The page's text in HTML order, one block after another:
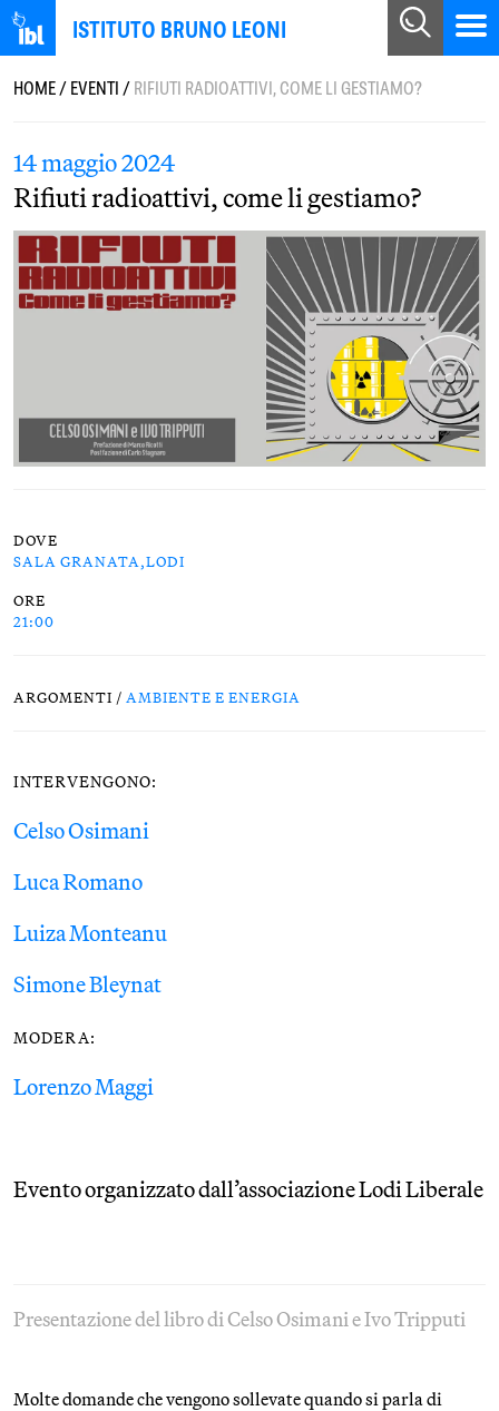
ISTITUTO BRUNO LEONI
HOME/EVENTI/RIFIUTI RADIOATTIVI, COME LI GESTIAMO?
14 maggio 2024
Rifiuti radioattivi, come li gestiamo?
DOVE
SALA GRANATA,LODI
ORE
21:00
ARGOMENTI / AMBIENTE E ENERGIA
INTERVENGONO:
Celso Osimani
Luca Romano
Luiza Monteanu
Simone Bleynat
MODERA:
Lorenzo Maggi
Evento organizzato dall’associazione Lodi Liberale
Presentazione del libro di Celso Osimani e Ivo Tripputi
Molte domande che vengono sollevate quando si parla di